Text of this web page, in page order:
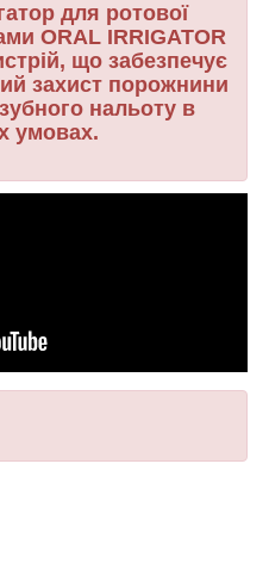
для ротової
ORAL IRRIGATOR
що забезпечує
захист порожнини
нальоту в
умовах.